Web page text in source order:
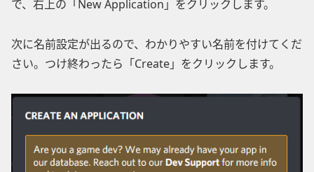
で、右上の「New Application」をクリックします。
次に名前設定が出るので、わかりやすい名前を付けてくだ
さい。つけ終わったら「Create」をクリックします。